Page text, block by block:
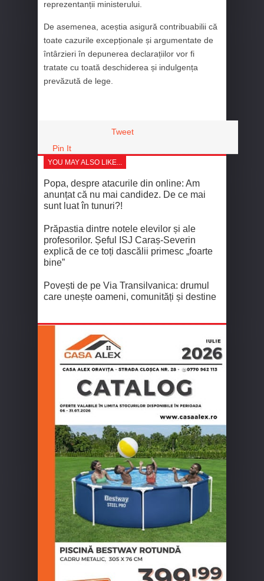
reprezentanții ministerului.
De asemenea, aceștia asigură contribuabilii că
toate cazurile excepționale și argumentate de
întârzieri în depunerea declarațiilor vor fi
tratate cu toată deschiderea și indulgența
prevăzută de lege.
Tweet
Pin It
YOU MAY ALSO LIKE...
Popa, despre atacurile din online: Am
anunțat că nu mai candidez. De ce mai
sunt luat în tunuri?!
Prăpastia dintre notele elevilor și ale
profesorilor. Șeful ISJ Caraș-Severin
explică de ce toți dascălii primesc „foarte
bine”
Povești de pe Via Transilvanica: drumul
care unește oameni, comunități și destine